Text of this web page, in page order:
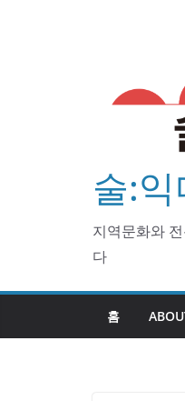
술:
지역문화와
다
홈